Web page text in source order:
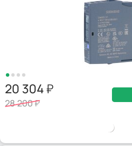
20 304
28 200